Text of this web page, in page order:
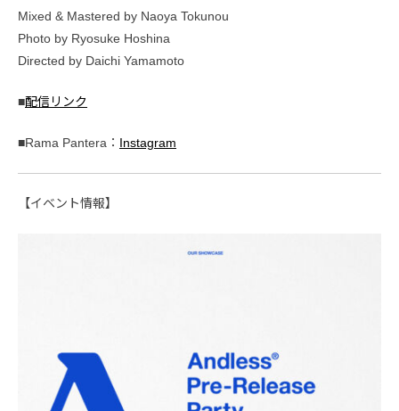
Mixed & Mastered by Naoya Tokunou
Photo by Ryosuke Hoshina
Directed by Daichi Yamamoto
■配信リンク
■Rama Pantera： Instagram
【イベント情報】